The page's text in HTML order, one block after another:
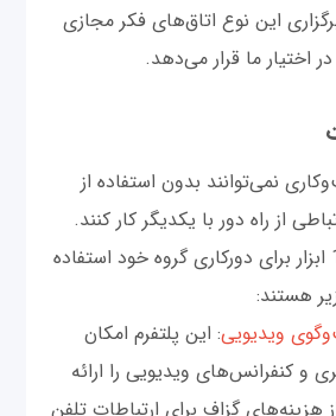
این نوع اتاق‌های فکر مجازی
اختیار ما قرار می‌دهد.
نمی‌توانند بدون استفاده از
از راه دور با یکدیگر کار کنند.
شركت بافر نیز از 12 ابزار برای دورکاری گروه خود استفاده
هستند:
: این پلتفرم امکان
کنفرانس‌های ویدیویی را ارائه
هزینه‌های گزاف برای ارتباطات تلفن